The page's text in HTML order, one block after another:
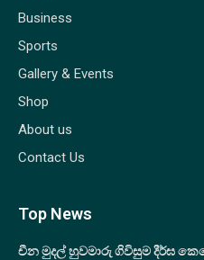
Business
Sports
Gallery & Events
Shop
About us
Contact Us
Top News
චීන මුදල් හුවමාරු ගිවිසුම දීර්ඝ